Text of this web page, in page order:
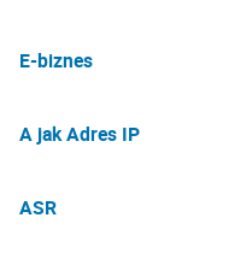
E-biznes
A jak Adres IP
ASR